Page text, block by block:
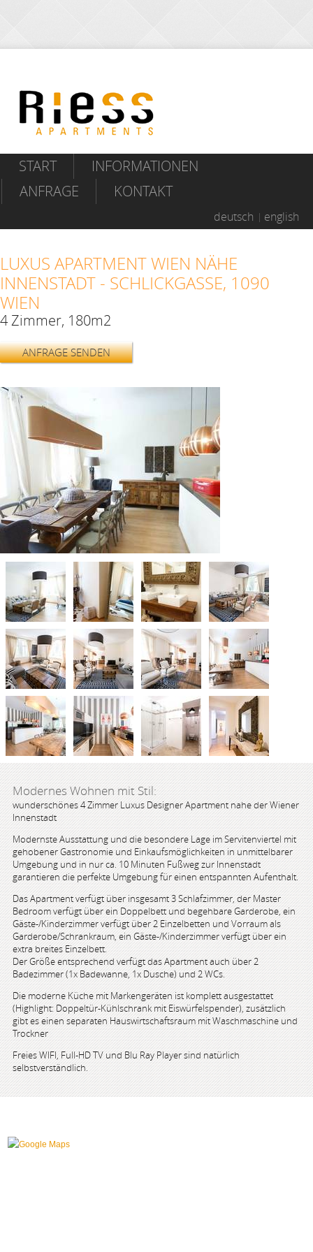
START
INFORMATIONEN
ANFRAGE
KONTAKT
deutsch english
LUXUS APARTMENT WIEN NÄHE
INNENSTADT - SCHLICKGASSE, 1090
WIEN
4 Zimmer, 180m2
ANFRAGE SENDEN
Modernes Wohnen mit Stil:
wunderschönes 4 Zimmer Luxus Designer Apartment nahe der Wiener
Innenstadt
Modernste Ausstattung und die besondere Lage im Servitenviertel mit
gehobener Gastronomie und Einkaufsmöglichkeiten in unmittelbarer
Umgebung und in nur ca. 10 Minuten Fußweg zur Innenstadt
garantieren die perfekte Umgebung für einen entspannten Aufenthalt.
Das Apartment verfügt über insgesamt 3 Schlafzimmer, der Master
Bedroom verfügt über ein Doppelbett und begehbare Garderobe, ein
Gäste-/Kinderzimmer verfügt über 2 Einzelbetten und Vorraum als
Garderobe/Schrankraum, ein Gäste-/Kinderzimmer verfügt über ein
extra breites Einzelbett.
Der Größe entsprechend verfügt das Apartment auch über 2
Badezimmer (1x Badewanne, 1x Dusche) und 2 WCs.
Die moderne Küche mit Markengeräten ist komplett ausgestattet
(Highlight: Doppeltür-Kühlschrank mit Eiswürfelspender), zusätzlich
gibt es einen separaten Hauswirtschaftsraum mit Waschmaschine und
Trockner
Freies WIFI, Full-HD TV und Blu Ray Player sind natürlich
selbstverständlich.